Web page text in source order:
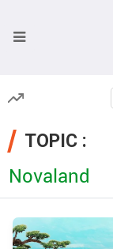
TOPIC :
Novaland